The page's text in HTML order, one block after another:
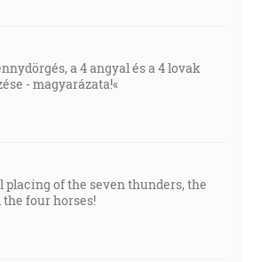
a 4 angyal és a 4 lovak
- magyarázata!«
placing of the seven thunders, the
four horses!